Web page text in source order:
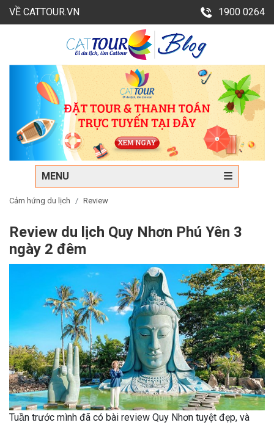
VỀ CATTOUR.VN 1900 0264
MENU
Cảm hứng du lịch Review
Review du lịch Quy Nhơn Phú Yên 3
ngày 2 đêm
Tuần trước mình đã có bài review Quy Nhơn tuyệt đẹp, và